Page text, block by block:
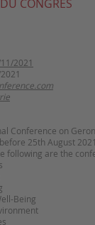
CONGRÈS
2021
Conference on
25th August
following are the
Being